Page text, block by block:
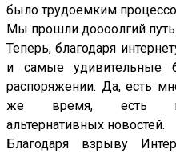
было трудоемким
Мы прошли доооолгий путь
Теперь, благодаря
и самые удивительные
распоряжении. Да, есть
же время, есть
альтернативных новостей.
Благодаря взрыву